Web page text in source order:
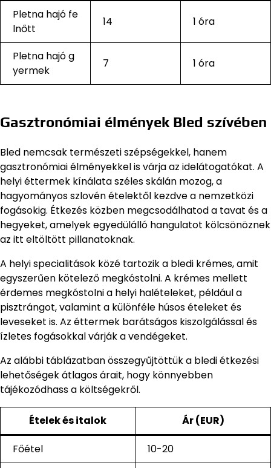
Pletna hajó fe
lnőtt
14 1 óra
Pletna hajó g
yermek
7 1 óra
Gasztronómiai élmények Bled szívében
Bled nemcsak természeti szépségekkel, hanem
gasztronómiai élményekkel is várja az idelátogatókat. A
helyi éttermek kínálata széles skálán mozog, a
hagyományos szlovén ételektől kezdve a nemzetközi
fogásokig. Étkezés közben megcsodálhatod a tavat és a
hegyeket, amelyek egyedülálló hangulatot kölcsönöznek
az itt eltöltött pillanatoknak.
A helyi specialitások közé tartozik a bledi krémes, amit
egyszerűen kötelező megkóstolni. A krémes mellett
érdemes megkóstolni a helyi halételeket, például a
pisztrángot, valamint a különféle húsos ételeket és
leveseket is. Az éttermek barátságos kiszolgálással és
ízletes fogásokkal várják a vendégeket.
Az alábbi táblázatban összegyűjtöttük a bledi étkezési
lehetőségek átlagos árait, hogy könnyebben
tájékozódhass a költségekről.
Ételek és italok Ár (EUR)
Főétel
10-20